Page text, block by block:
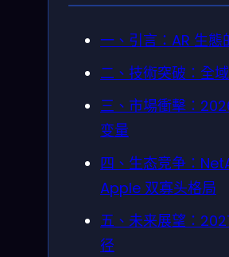
一、引言：AR 生態
二、技術突破：全
三、市場衝擊：
变量
四、生态竞争：
Apple 双寡头格局
五、未来展望：
径